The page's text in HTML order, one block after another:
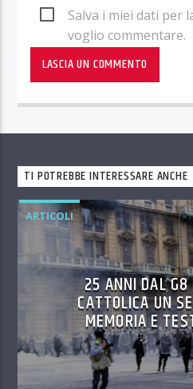
Salva i miei dati per
voglio commentare.
TI POTREBBE INTERESSARE ANCHE
ARTICOLI
25 ANNI DAL
CATTOLICA UN
MEMORIA E